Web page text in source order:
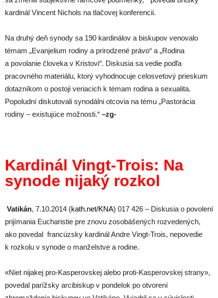
kardinál Vincent Nichols na tlačovej konferencii.
Na druhý deň synody sa 190 kardinálov a biskupov venovalo
témam „Evanjelium rodiny a prirodzené právo“ a „Rodina
a povolanie človeka v Kristovi“. Diskusia sa vedie podľa
pracovného materiálu, ktorý vyhodnocuje celosvetový prieskum
dotazníkom o postoji veriacich k témam rodina a sexualita.
Popoludní diskutovali synodálni otcovia na tému „Pastorácia
rodiny – existujúce možnosti.“ –zg-
Kardinál Vingt-Trois: Na
synode nijaký rozkol
Vatikán, 7.10.2014 (kath.net/KNA) 017 426 – Diskusia o povolení
prijímania Eucharistie pre znovu zosobášených rozvedených,
ako povedal francúzsky kardinál Andre Vingt-Trois, nepovedie
k rozkolu v synode o manželstve a rodine.
«Niet nijakej pro-Kasperovskej alebo proti-Kasperovskej strany»,
povedal parížsky arcibiskup v pondelok po otvorení